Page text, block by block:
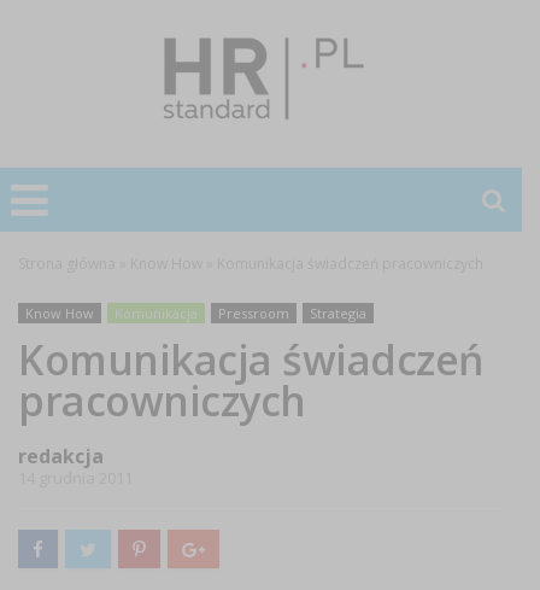
Know How Komunikacja Pressroom Strategia
Komunikacja świadczeń
pracowniczych
redakcja